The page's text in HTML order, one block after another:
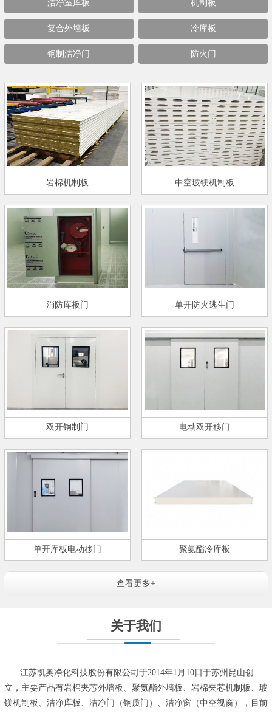
洁净室库板 机制板
复合外墙板 冷库板
钢制洁净门 防火门
岩棉机制板 中空玻镁机制板
消防库板门 单开防火逃生门
双开钢制门 电动双开移门
单开库板电动移门 聚氨酯冷库板
查看更多+
关于我们
江苏凯奥净化科技股份有限公司于2014年1月10日于苏州昆山创
立，主要产品有岩棉夹芯外墙板、聚氨酯外墙板、岩棉夹芯机制板、玻
镁机制板、洁净库板、洁净门（钢质门）、洁净窗（中空视窗），目前